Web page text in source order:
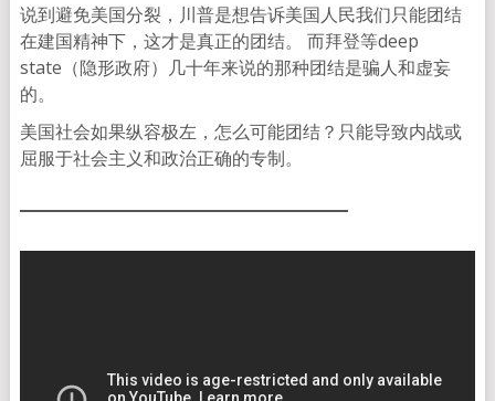
说到避免美国分裂，川普是想告诉美国人民我们只能团结
在建国精神下，这才是真正的团结。 而拜登等deep
state（隐形政府）几十年来说的那种团结是骗人和虚妄
的。
美国社会如果纵容极左，怎么可能团结？只能导致内战或
屈服于社会主义和政治正确的专制。